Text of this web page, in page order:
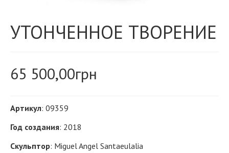
УТОНЧЕННОЕ ТВОРЕНИЕ
65 500,00грн
Артикул: 09359
Год создания: 2018
Скульптор: Miguel Angel Santaeulalia